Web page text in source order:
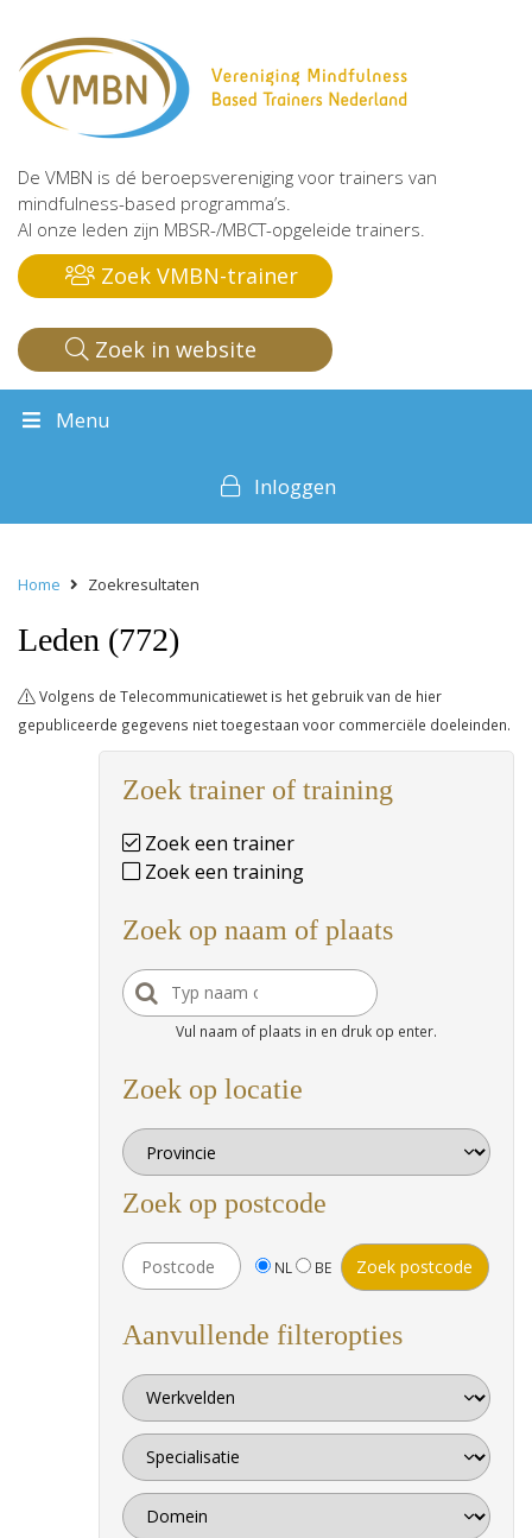
De VMBN is dé beroepsvereniging voor trainers van
mindfulness-based programma’s.
Al onze leden zijn MBSR-/MBCT-opgeleide trainers.
Zoek VMBN-trainer
Zoek in website
Menu
Inloggen
Home Zoekresultaten
Leden (772)
Volgens de Telecommunicatiewet is het gebruik van de hier
gepubliceerde gegevens niet toegestaan voor commerciële doeleinden.
Zoek trainer of training
Zoek een trainer
Zoek een training
Zoek op naam of plaats
Vul naam of plaats in en druk op enter.
Zoek op locatie
Zoek op postcode
NL BE
Aanvullende filteropties